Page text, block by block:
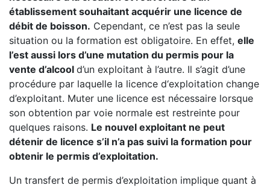
établissement souhaitant acquérir une licence de
débit de boisson. Cependant, ce n’est pas la seule
situation ou la formation est obligatoire. En effet, elle
l’est aussi lors d’une mutation du permis pour la
vente d’alcool d’un exploitant à l’autre. Il s’agit d’une
procédure par laquelle la licence d‘exploitation change
d’exploitant. Muter une licence est nécessaire lorsque
son obtention par voie normale est restreinte pour
quelques raisons. Le nouvel exploitant ne peut
détenir de licence s’il n’a pas suivi la formation pour
obtenir le permis d’exploitation.
Un transfert de permis d’exploitation implique quant à